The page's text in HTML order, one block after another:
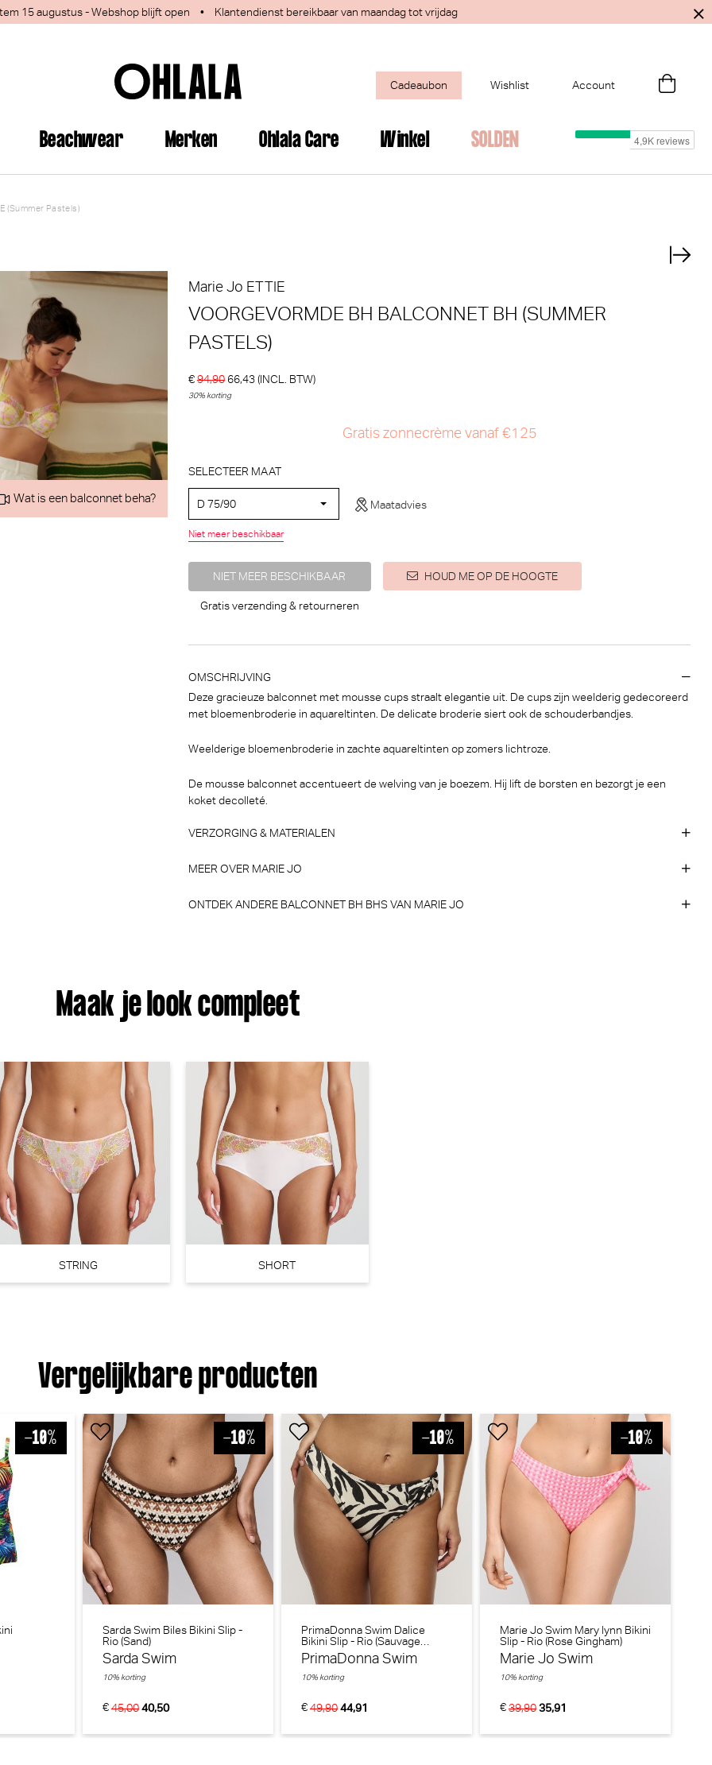
15 augustus - Webshop blijft open • Klantendienst bereikbaar van maandag tot vrijdag
Cadeaubon Wishlist Account
Beachwear Merken Ohlala Care Winkel SOLDEN
(Summer Pastels)
deze producten ook interessant voor je?
PrimaDonna Twist Mocuto Slip - Rio (Italian Acai)
PrimaDonna Twist
€ 35,90
PrimaDonna Montara Beugel BH (Crystal Pink) Marie Jo Avero tiny Slip - Rio (Powder Rose)
Marie Jo ETTIE
VOORGEVORMDE BH BALCONNET BH (SUMMER
PASTELS)
€94,90 66,43(INCL. BTW)
30% korting
Gratis zonnecrème vanaf €125
SELECTEER MAAT
D 75/90 Maatadvies
Niet meer beschikbaar
NIET MEER BESCHIKBAAR HOUD ME OP DE HOOGTE
Gratis verzending & retourneren
OMSCHRIJVING
Deze gracieuze balconnet met mousse cups straalt elegantie uit. De cups zijn weelderig gedecoreerd
met bloemenbroderie in aquareltinten. De delicate broderie siert ook de schouderbandjes.
Weelderige bloemenbroderie in zachte aquareltinten op zomers lichtroze.
De mousse balconnet accentueert de welving van je boezem. Hij lift de borsten en bezorgt je een
koket decolleté.
VERZORGING & MATERIALEN
MEER OVER MARIE JO
ONTDEK ANDERE BALCONNET BH BHS VAN MARIE JO
Maak je look compleet
STRING SHORT
Vergelijkbare producten
Sarda Swim Biles Bikini Slip -
Rio (Sand)
Sarda Swim
10% korting
€45,0040,50
PrimaDonna Swim Dalice
Bikini Slip - Rio (Sauvage
Shine)
PrimaDonna Swim
10% korting
€49,9044,91
Marie Jo Swim Mary lynn Bikini
Slip - Rio (Rose Gingham)
Marie Jo Swim
10% korting
€39,9035,91
Wat is een balconnet beha?